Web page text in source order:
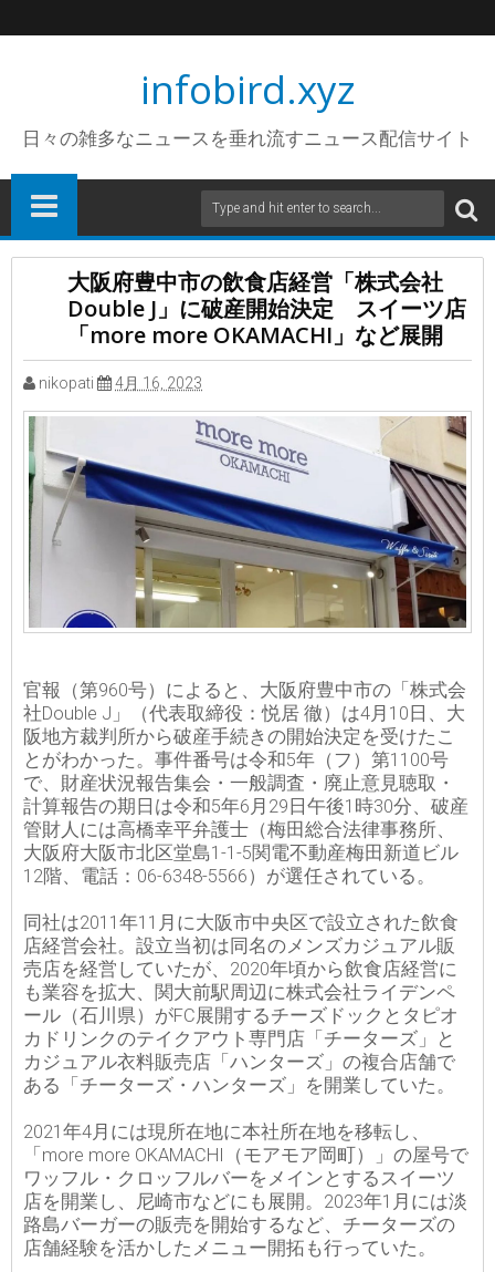
infobird.xyz
日々の雑多なニュースを垂れ流すニュース配信サイト
大阪府豊中市の飲食店経営「株式会社
Double J」に破産開始決定 スイーツ店
「more more OKAMACHI」など展開
nikopati 4月 16, 2023
官報（第960号）によると、大阪府豊中市の「株式会
社Double J」（代表取締役：悦居 徹）は4月10日、大
阪地方裁判所から破産手続きの開始決定を受けたこ
とがわかった。事件番号は令和5年（フ）第1100号
で、財産状況報告集会・一般調査・廃止意見聴取・
計算報告の期日は令和5年6月29日午後1時30分、破産
管財人には高橋幸平弁護士（梅田総合法律事務所、
大阪府大阪市北区堂島1-1-5関電不動産梅田新道ビル
12階、電話：06-6348-5566）が選任されている。
同社は2011年11月に大阪市中央区で設立された飲食
店経営会社。設立当初は同名のメンズカジュアル販
売店を経営していたが、2020年頃から飲食店経営に
も業容を拡大、関大前駅周辺に株式会社ライデンペ
ール（石川県）がFC展開するチーズドックとタピオ
カドリンクのテイクアウト専門店「チーターズ」と
カジュアル衣料販売店「ハンターズ」の複合店舗で
ある「チーターズ・ハンターズ」を開業していた。
2021年4月には現所在地に本社所在地を移転し、
「more more OKAMACHI（モアモア岡町）」の屋号で
ワッフル・クロッフルバーをメインとするスイーツ
店を開業し、尼崎市などにも展開。2023年1月には淡
路島バーガーの販売を開始するなど、チーターズの
店舗経験を活かしたメニュー開拓も行っていた。